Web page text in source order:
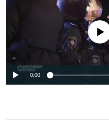
No media source
0:00